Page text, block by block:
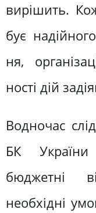
вирішить.
бує
ня,
ності дій
Водночас
БК України
бюджетні
необхідні